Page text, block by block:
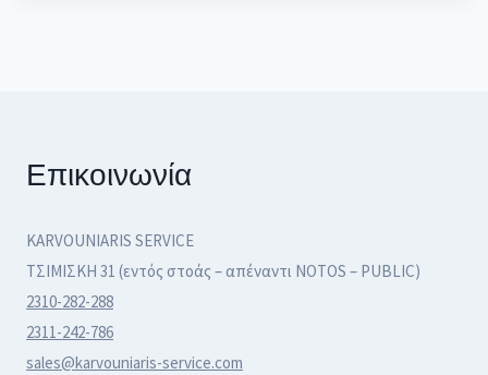
Επικοινωνία
KARVOUNIARIS SERVICE
ΤΣΙΜΙΣΚΗ 31 (εντός στοάς – απέναντι NOTOS – PUBLIC)
2310-282-288
2311-242-786
sales@karvouniaris-service.com